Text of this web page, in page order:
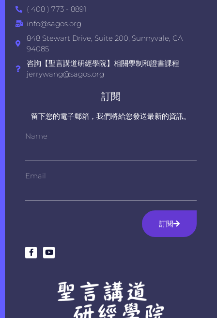
( 408 ) 773 - 8891
info@sagos.org
848 Stewart Drive, Suite 200, Sunnyvale, CA
94085
咨詢【聖言講道研經學院】相關學制和證書課程
jerrywang@sagos.org
訂閱
留下您的電子郵箱，我們將給您發送最新的資訊。
Name
Email
訂閱